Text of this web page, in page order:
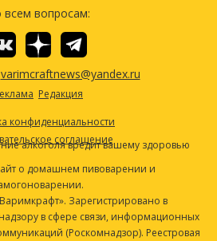
всем вопросам:
varimcraftnews@yandex.ru
Редакция
конфиденциальности
соглашение
алкоголя вредит вашему здоровью
о домашнем пивоварении и
Зарегистрировано в
в сфере связи, информационных
(Роскомнадзор). Реестровая